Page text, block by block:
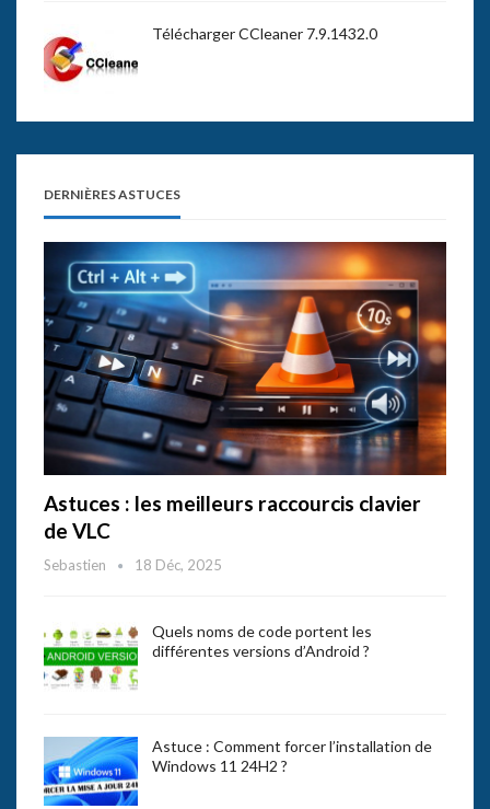
Télécharger CCleaner 7.9.1432.0
DERNIÈRES ASTUCES
Astuces : les meilleurs raccourcis clavier
de VLC
Sebastien 18 Déc, 2025
Quels noms de code portent les
différentes versions d’Android ?
Astuce : Comment forcer l’installation de
Windows 11 24H2 ?